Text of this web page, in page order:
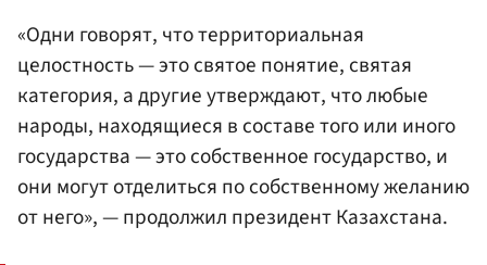
«Одни говорят, что территориальная
целостность — это святое понятие, святая
категория, а другие утверждают, что любые
народы, находящиеся в составе того или иного
государства — это собственное государство, и
они могут отделиться по собственному желанию
от него», — продолжил президент Казахстана.